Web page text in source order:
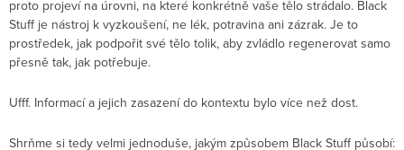
proto projeví na úrovni, na které konkrétně vaše tělo strádalo. Black
Stuff je nástroj k vyzkoušení, ne lék, potravina ani zázrak. Je to
prostředek, jak podpořit své tělo tolik, aby zvládlo regenerovat samo
přesně tak, jak potřebuje.
Ufff. Informací a jejich zasazení do kontextu bylo více než dost.
Shrňme si tedy velmi jednoduše, jakým způsobem Black Stuff působí: